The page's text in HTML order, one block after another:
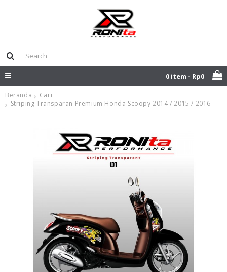
0 item - Rp0
Beranda
Cari
Striping Transparan Premium Honda Scoopy 2014 / 2015 / 2016